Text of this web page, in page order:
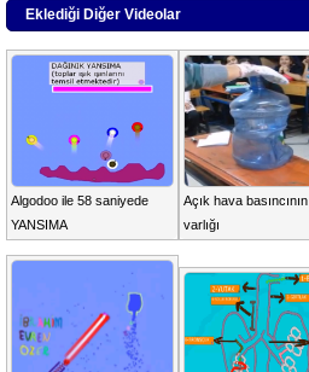
Eklediği Diğer Videolar
Algodoo ile 58 saniyede
YANSIMA
Açık hava basıncının
varlığı